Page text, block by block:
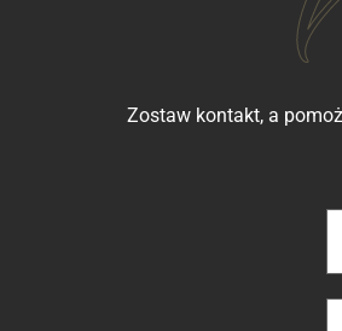
Zostaw kontakt, a